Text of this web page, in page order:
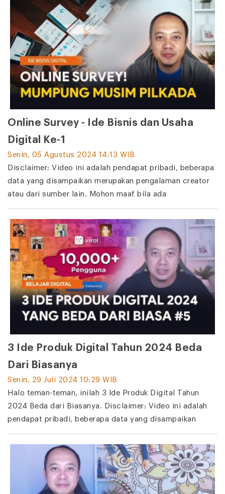
Online Survey - Ide Bisnis dan Usaha
Digital Ke-1
Senin, 05 Agustus 2024 14:13 WIB
Disclaimer: Video ini adalah pendapat pribadi, beberapa
data yang disampaikan merupakan pengalaman creator
atau dari sumber lain. Mohon maaf bila ada
3 Ide Produk Digital Tahun 2024 Beda
Dari Biasanya
Senin, 29 Juli 2024 10:29 WIB
Halo teman-teman, inilah 3 Ide Produk Digital Tahun
2024 Beda dari Biasanya. Disclaimer: Video ini adalah
pendapat pribadi, beberapa data yang disampaikan